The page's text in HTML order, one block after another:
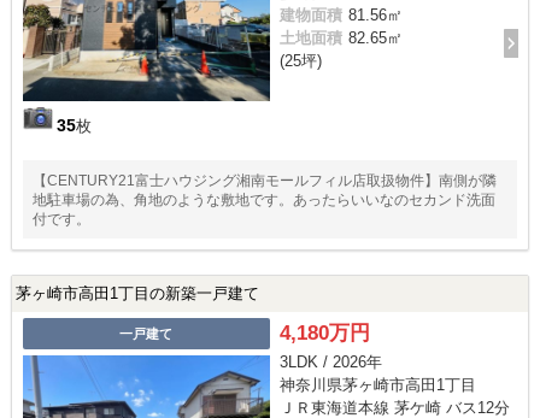
35枚
建物面積 81.56㎡
土地面積 82.65㎡
(25坪)
【CENTURY21富士ハウジング湘南モールフィル店取扱物件】南側が隣
地駐車場の為、角地のような敷地です。あったらいいなのセカンド洗面
付です。
茅ヶ崎市高田1丁目の新築一戸建て
一戸建て 4,180万円
3LDK / 2026年
神奈川県茅ヶ崎市高田1丁目
ＪＲ東海道本線 茅ケ崎 バス12分